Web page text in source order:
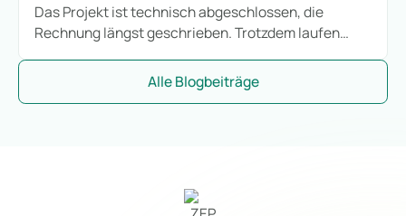
Das Projekt ist technisch abgeschlossen, die
Rechnung längst geschrieben. Trotzdem laufen
Hypercare-Phase, bevor sie zum stillen
Alle Blogbeiträge